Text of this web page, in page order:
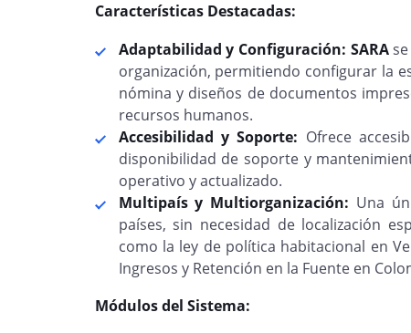
Características Destacadas:
Adaptabilidad y Configuración: SARAse
organización, permitiendo configurar la
nómina y diseños de documentos
recursos humanos.
Accesibilidad y Soporte: Ofrece
disponibilidad de soporte y
operativo y actualizado.
Multipaís y Multiorganización: Una
países, sin necesidad de localización
como la ley de política habitacional en
Ingresos y Retención en la Fuente en
Módulos del Sistema: